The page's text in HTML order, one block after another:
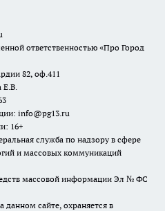
ответственностью «Про Город
82, оф.411
Е.В.
info@pg13.ru
16+
служба по надзору в сфере
и массовых коммуникаций
массовой информации Эл № ФС
сайте, охраняется в